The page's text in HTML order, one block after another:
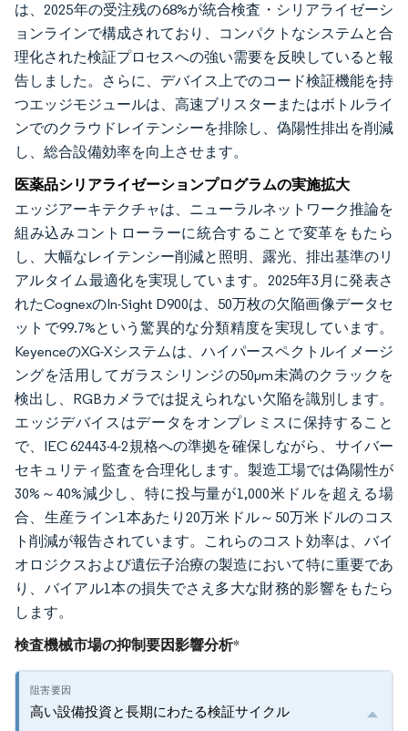
は、2025年の受注残の68%が統合検査・シリアライゼーシ
ョンラインで構成されており、コンパクトなシステムと合
理化された検証プロセスへの強い需要を反映していると報
告しました。さらに、デバイス上でのコード検証機能を持
つエッジモジュールは、高速ブリスターまたはボトルライ
ンでのクラウドレイテンシーを排除し、偽陽性排出を削減
し、総合設備効率を向上させます。
医薬品シリアライゼーションプログラムの実施拡大
エッジアーキテクチャは、ニューラルネットワーク推論を
組み込みコントローラーに統合することで変革をもたら
し、大幅なレイテンシー削減と照明、露光、排出基準のリ
アルタイム最適化を実現しています。2025年3月に発表さ
れたCognexのIn-Sight D900は、50万枚の欠陥画像データセ
ットで99.7%という驚異的な分類精度を実現しています。
KeyenceのXG-Xシステムは、ハイパースペクトルイメージ
ングを活用してガラスシリンジの50µm未満のクラックを
検出し、RGBカメラでは捉えられない欠陥を識別します。
エッジデバイスはデータをオンプレミスに保持すること
で、IEC 62443-4-2規格への準拠を確保しながら、サイバー
セキュリティ監査を合理化します。製造工場では偽陽性が
30%～40%減少し、特に投与量が1,000米ドルを超える場
合、生産ライン1本あたり20万米ドル～50万米ドルのコス
ト削減が報告されています。これらのコスト効率は、バイ
オロジクスおよび遺伝子治療の製造において特に重要であ
り、バイアル1本の損失でさえ多大な財務的影響をもたら
します。
検査機械市場の抑制要因影響分析*
高い設備投資と長期にわたる検証サイクル